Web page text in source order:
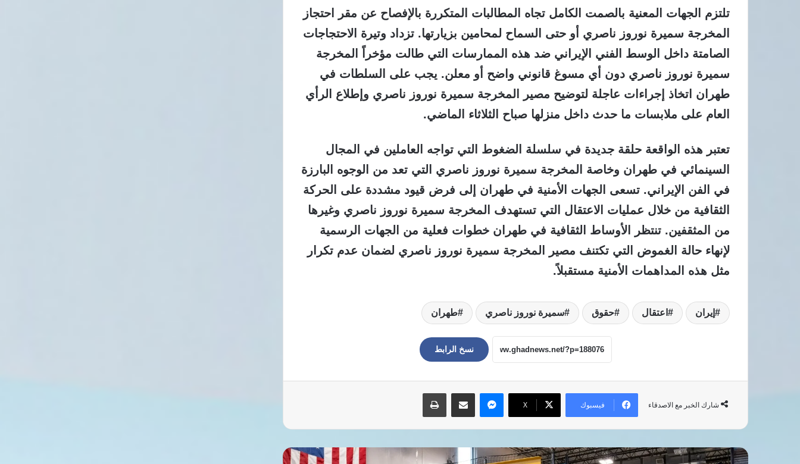
تلتزم الجهات المعنية بالصمت الكامل تجاه المطالبات المتكررة بالإفصاح عن مقر احتجاز
المخرجة سميرة نوروز ناصري أو حتى السماح لمحامين بزيارتها. تزداد وتيرة الاحتجاجات
الصامتة داخل الوسط الفني الإيراني ضد هذه الممارسات التي طالت مؤخراً المخرجة
سميرة نوروز ناصري دون أي مسوغ قانوني واضح أو معلن. يجب على السلطات في
طهران اتخاذ إجراءات عاجلة لتوضيح مصير المخرجة سميرة نوروز ناصري وإطلاع الرأي
العام على ملابسات ما حدث داخل منزلها صباح الثلاثاء الماضي.
تعتبر هذه الواقعة حلقة جديدة في سلسلة الضغوط التي تواجه العاملين في المجال
السينمائي في طهران وخاصة المخرجة سميرة نوروز ناصري التي تعد من الوجوه البارزة
في الفن الإيراني. تسعى الجهات الأمنية في طهران إلى فرض قيود مشددة على الحركة
الثقافية من خلال عمليات الاعتقال التي تستهدف المخرجة سميرة نوروز ناصري وغيرها
من المثقفين. تنتظر الأوساط الثقافية في طهران خطوات فعلية من الجهات الرسمية
لإنهاء حالة الغموض التي تكتنف مصير المخرجة سميرة نوروز ناصري لضمان عدم تكرار
مثل هذه المداهمات الأمنية مستقبلاً.
إيران اعتقال حقوق سميرة نوروز ناصري طهران
نسخ الرابط
شارك الخبر مع الاصدقاء فيسبوك ‫X
ماسنجر مشاركة عبر البريد طباعة